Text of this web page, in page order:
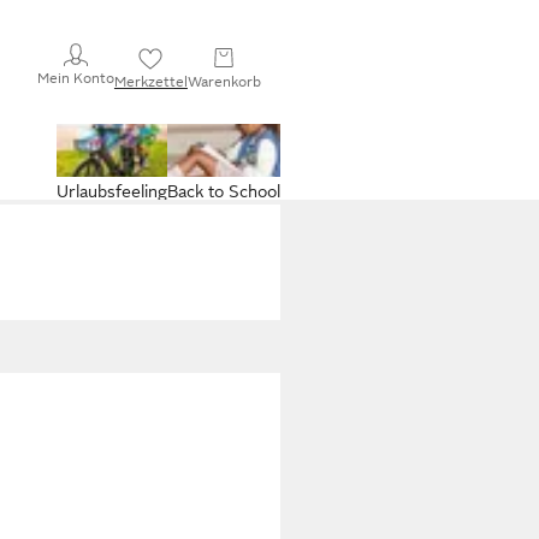
Mein KontoMerkzettelWarenkorb
Back to School
Urlaubsfeeling